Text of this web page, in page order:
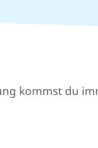
kommst du